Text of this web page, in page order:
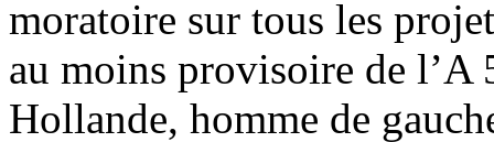
moratoire sur tous les
au moins provisoire de l’A
Hollande, homme de